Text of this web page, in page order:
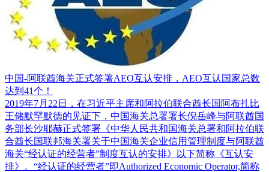
中国-阿联酋海关正式签署AEO互认安排，AEO互认国家总数
达到41个！
2019年7月22日，在习近平主席和阿拉伯联合酋长国阿布扎比
王储默罕默德的见证下，中国海关总署署长倪岳峰与阿联酋国
务部长沙耶赫正式签署《中华人民共和国海关总署和阿拉伯联
合酋长国联邦海关署关于中国海关企业信用管理制度与阿联酋
海关“经认证的经营者”制度互认的安排》以下简称《互认安
排》。“经认证的经营者”即Authorized Economic Operator,简称